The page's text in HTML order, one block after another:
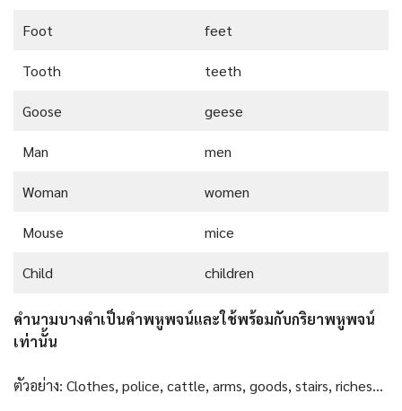
Foot feet
Tooth teeth
Goose geese
Man men
Woman women
Mouse mice
Child children
คำนามบางคำเป็นคำพหูพจน์และใช้พร้อมกับกริยาพหูพจน์
เท่านั้น
ตัวอย่าง: Clothes, police, cattle, arms, goods, stairs, riches…